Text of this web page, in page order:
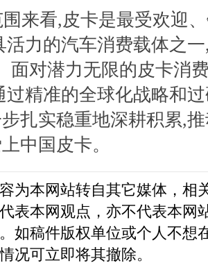
来看,皮卡是最受欢迎
活力的汽车消费载体之
面对潜力无限的皮卡消
过精准的全球化战略和
扎实稳重地深耕积累,
中国皮卡。
为本网站转自其它媒体，相
表本网观点，亦不代表本网
如稿件版权单位或个人不想
况可立即将其撤除。